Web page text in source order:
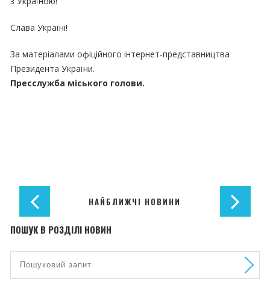
Слава Україні!
За матеріалами офіційного інтернет-представництва
Президента України.
Пресслужба міського голови.
НАЙБЛИЖЧІ НОВИНИ
ПОШУК В РОЗДІЛІ НОВИН